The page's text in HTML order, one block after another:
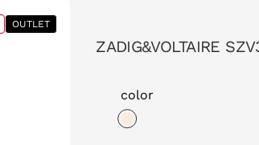
OUTLET
ZADIG&VOLTAIRE
color